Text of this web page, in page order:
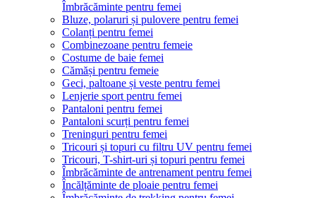
Îmbrăcăminte pentru femei
Bluze, polaruri și pulovere pentru femei
Colanți pentru femei
Combinezoane pentru femeie
Costume de baie femei
Cămăși pentru femeie
Geci, paltoane și veste pentru femei
Lenjerie sport pentru femei
Pantaloni pentru femei
Pantaloni scurți pentru femei
Treninguri pentru femei
Tricouri și topuri cu filtru UV pentru femei
Tricouri, T-shirt-uri și topuri pentru femei
Îmbrăcăminte de antrenament pentru femei
Încălțăminte de ploaie pentru femei